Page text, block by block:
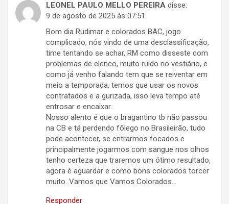
LEONEL PAULO MELLO PEREIRA disse:
9 de agosto de 2025 às 07:51
Bom dia Rudimar e colorados BAC, jogo
complicado, nós vindo de uma desclassificação,
time tentando se achar, RM como disseste com
problemas de elenco, muito ruído no vestiário, e
como já venho falando tem que se reiventar em
meio a temporada, temos que usar os novos
contratados e a gurizada, isso leva tempo até
entrosar e encaixar.
Nosso alento é que o bragantino tb não passou
na CB e tá perdendo fôlego no Brasileirão, tudo
pode acontecer, se entrarmos focados e
principalmente jogarmos com sangue nos olhos
tenho certeza que traremos um ótimo resultado,
agora é aguardar e como bons colorados torcer
muito. Vamos que Vamos Colorados…
Responder